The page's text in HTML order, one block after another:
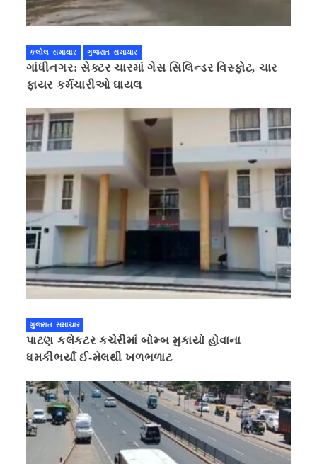
કલોલ સમાચાર ગુજરાત સમાચાર
ગાંધીનગર: સેક્ટર ચારમાં ગેસ સિલિન્ડર વિસ્ફોટ, ચાર
ફાયર કર્મચારીઓ ઘાયલ
ગુજરાત સમાચાર
પાટણ કલેકટર કચેરીમાં બોમ્બ મુકાયો હોવાના
ધમકીભર્યા ઈ-મેલથી ખળભળાટ